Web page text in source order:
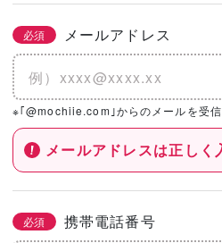
必須 メールアドレス
※｢@mochiie.com｣からのメールを受信
メールアドレスは正しく
必須 携帯電話番号